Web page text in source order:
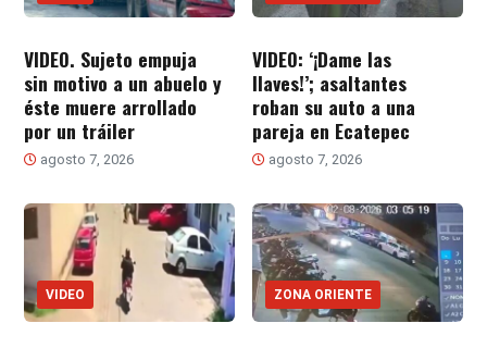
VIDEO. Sujeto empuja
sin motivo a un abuelo y
éste muere arrollado
por un tráiler
agosto 7, 2026
VIDEO: ‘¡Dame las
llaves!’; asaltantes
roban su auto a una
pareja en Ecatepec
agosto 7, 2026
VIDEO ZONA ORIENTE